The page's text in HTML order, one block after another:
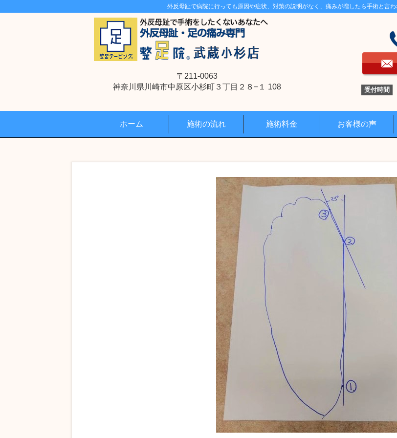
外反母趾で病院に行っても原因や症状、対策の説明がなく、痛みが増したら手術と言わ
〒211-0063
神奈川県川崎市中原区小杉町３丁目２８−１ 108
受付時間
ホーム 施術の流れ 施術料金 お客様の声